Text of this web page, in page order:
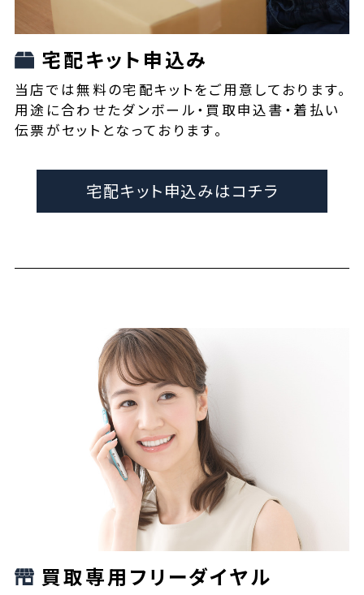
宅配キット申込み
当店では無料の宅配キットをご用意しております。
用途に合わせたダンボール・買取申込書・着払い
伝票がセットとなっております。
宅配キット申込みはコチラ
買取専用フリーダイヤル